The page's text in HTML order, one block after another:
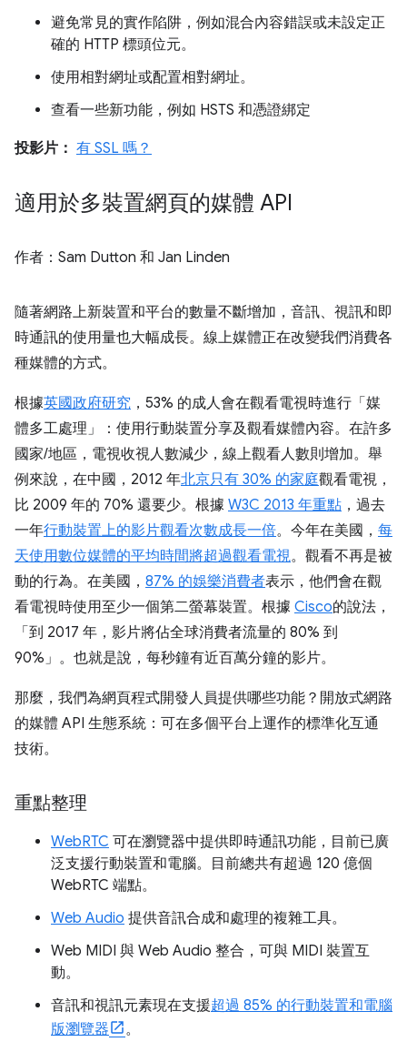
避免常見的實作陷阱，例如混合內容錯誤或未設定正
確的 HTTP 標頭位元。
使用相對網址或配置相對網址。
查看一些新功能，例如 HSTS 和憑證綁定
投影片： 有 SSL 嗎？
適用於多裝置網頁的媒體 API
作者：Sam Dutton 和 Jan Linden
隨著網路上新裝置和平台的數量不斷增加，音訊、視訊和即
時通訊的使用量也大幅成長。線上媒體正在改變我們消費各
種媒體的方式。
根據英國政府研究 ，53% 的成人會在觀看電視時進行「媒
體多工處理」：使用行動裝置分享及觀看媒體內容。在許多
國家/地區，電視收視人數減少，線上觀看人數則增加。舉
例來說，在中國，2012 年北京只有 30% 的家庭觀看電視，
比 2009 年的 70% 還要少。根據 W3C 2013 年重點 ，過去
一年行動裝置上的影片觀看次數成長一倍。今年在美國， 每
天使用數位媒體的平均時間將超過觀看電視。觀看不再是被
動的行為。在美國， 87% 的娛樂消費者表示，他們會在觀
看電視時使用至少一個第二螢幕裝置。根據 Cisco的說法，
「到 2017 年，影片將佔全球消費者流量的 80% 到
90%」。也就是說，每秒鐘有近百萬分鐘的影片。
那麼，我們為網頁程式開發人員提供哪些功能？開放式網路
的媒體 API 生態系統：可在多個平台上運作的標準化互通
技術。
重點整理
WebRTC 可在瀏覽器中提供即時通訊功能，目前已廣
泛支援行動裝置和電腦。目前總共有超過 120 億個
WebRTC 端點。
Web Audio 提供音訊合成和處理的複雜工具。
Web MIDI 與 Web Audio 整合，可與 MIDI 裝置互
動。
音訊和視訊元素現在支援超過 85% 的行動裝置和電腦
版瀏覽器
。